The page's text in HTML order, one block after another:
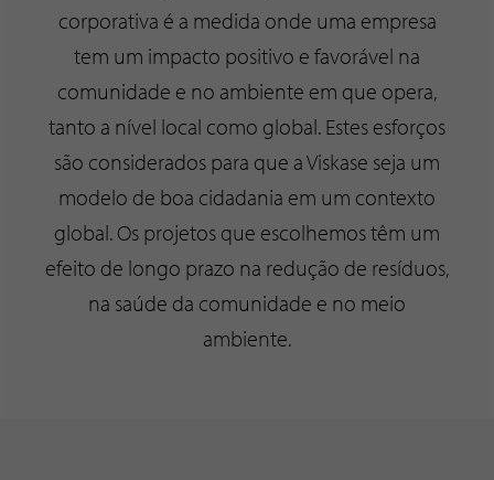
corporativa é a medida onde uma empresa
tem um impacto positivo e favorável na
comunidade e no ambiente em que opera,
tanto a nível local como global. Estes esforços
são considerados para que a Viskase seja um
modelo de boa cidadania em um contexto
global. Os projetos que escolhemos têm um
efeito de longo prazo na redução de resíduos,
na saúde da comunidade e no meio
ambiente.